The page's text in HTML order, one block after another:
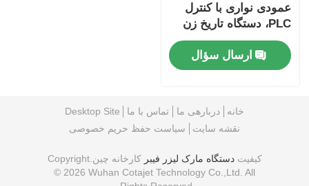
عمودی نواری با کنترل
PLC، دستگاه تاریخ زن
لیزری، بسته بندی فیلم
فویلی مواد غذایی،
سرعت 0-12 متر بر
ارسال سؤال
خانه دربارهی ما تماس با ما
Desktop Site
نقشه سایت
سیاست حفظ حریم خصوصی
کیفیتدستگاه مارک لیزر فیبر
کارخانه چین.Copyright
© 2026 Wuhan Cotajet Technology Co.,Ltd. All